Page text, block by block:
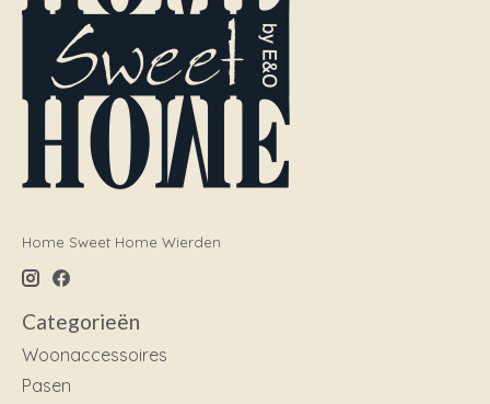
Home Sweet Home Wierden
Categorieën
Woonaccessoires
Pasen